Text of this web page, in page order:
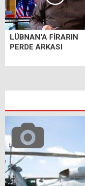
LÜBNAN'A FİRARIN
PERDE ARKASI